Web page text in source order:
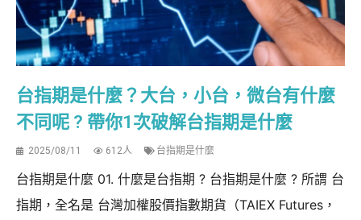
台指期是什麼？大台，小台，微台有什麼
不同呢 ? 帶你1次破解台指期是什麼
2025/08/11 612人 台指期是什麼
台指期是什麼 01. 什麼是台指期 ? 台指期是什麼 ? 所謂 台
指期，全名是 台灣加權股價指數期貨（TAIEX Futures，